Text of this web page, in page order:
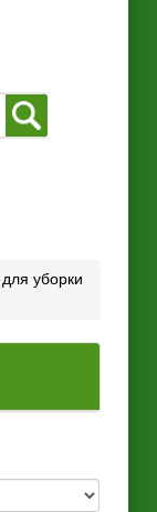
уборки